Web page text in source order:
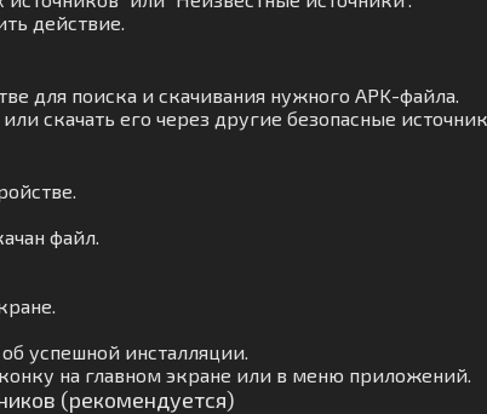
действие.
для поиска и скачивания нужного APK-файла.
скачать его через другие безопасные
файл.
успешной инсталляции.
на главном экране или в меню приложений.
(рекомендуется)